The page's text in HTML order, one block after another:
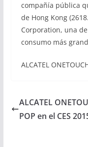
compañía pública
de Hong Kong
Corporation, una
consumo más
ALCATEL
ALCATEL
POP en el CES